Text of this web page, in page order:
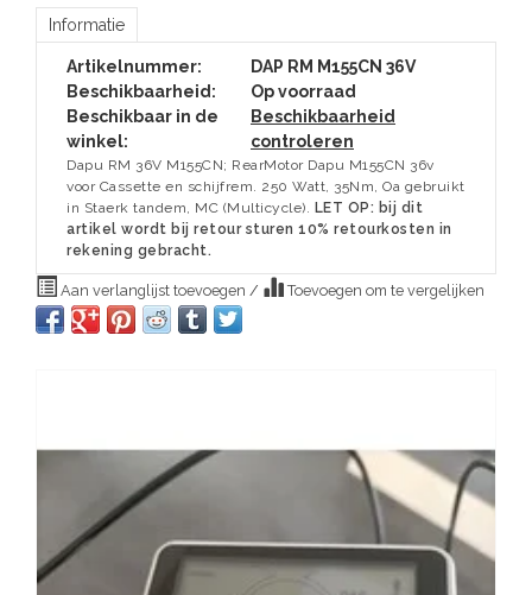
Informatie
Artikelnummer:
DAP RM M155CN 36V
Beschikbaarheid:
Op voorraad
Beschikbaar in de
winkel:
Beschikbaarheid
controleren
Dapu RM 36V M155CN; RearMotor Dapu M155CN 36v
voor Cassette en schijfrem. 250 Watt, 35Nm, Oa gebruikt
in Staerk tandem, MC (Multicycle). LET OP: bij dit
artikel wordt bij retour sturen 10% retourkosten in
rekening gebracht.
Aan verlanglijst toevoegen / Toevoegen om te vergelijken